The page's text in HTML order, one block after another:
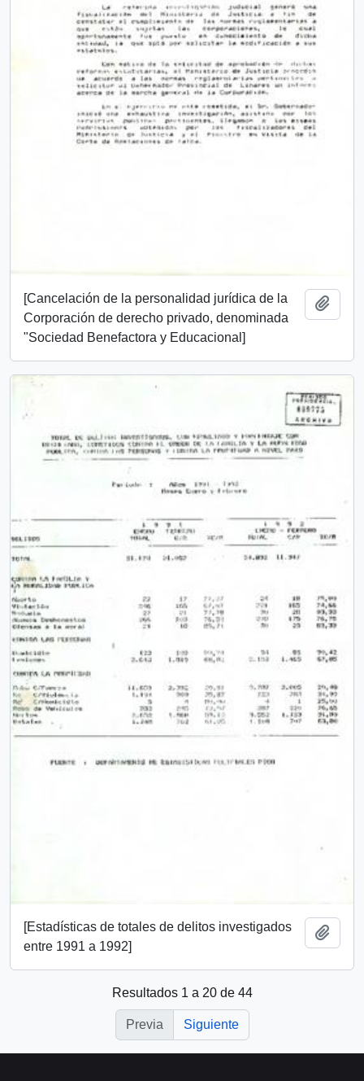
[Cancelación de la personalidad jurídica de la
Corporación de derecho privado, denominada
"Sociedad Benefactora y Educacional]
[Estadísticas de totales de delitos investigados
entre 1991 a 1992]
Resultados 1 a 20 de 44
Previa Siguiente